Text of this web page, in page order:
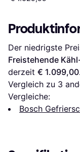
Der niedrigste
Freistehende
derzeit € 1.099,00
Vergleich zu 3
Vergleiche:
Bosch